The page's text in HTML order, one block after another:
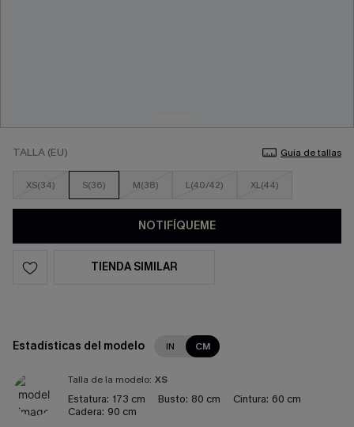
TALLA (EU) Guía de tallas
XS(34) S(36) M(38) L(40/42) XL(44)
NOTIFÍQUEME
TIENDA SIMILAR
Estadísticas del modelo IN CM
Talla de la modelo: XS
Estatura: 173 cm Busto: 80 cm Cintura: 60 cm
Cadera: 90 cm